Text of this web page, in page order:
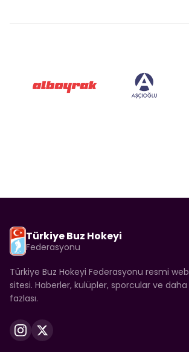
Türkiye Buz Hokeyi
Federasyonu
Türkiye Buz Hokeyi Federasyonu resmi web
sitesi. Haberler, kulüpler, sporcular ve daha
fazlası.